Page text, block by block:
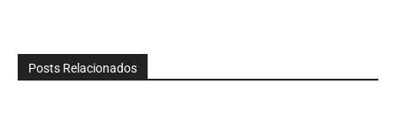
Posts Relacionados